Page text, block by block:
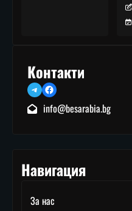
Контакти
TelegramFacebook
info@besarabia.bg
Навигация
За нас